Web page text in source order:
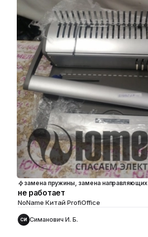
замена пружины, замена направляющих
не работает
NoName Китай ProfiOffice
СИ Симанович И. Б.